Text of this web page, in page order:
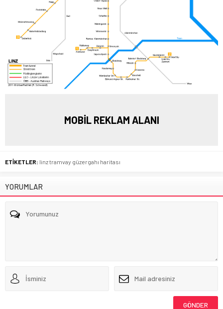
MOBİL REKLAM ALANI
ETİKETLER: linz tramvay güzergahı haritası
YORUMLAR